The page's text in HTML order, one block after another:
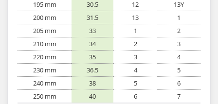
195 mm
30.5 12
13Y
200 mm
31.5 13
1
205 mm
33 1
2
210 mm
34 2
3
220 mm
35 3
4
230 mm
36.5 4
5
240 mm
38 5
6
250 mm
40 6 7